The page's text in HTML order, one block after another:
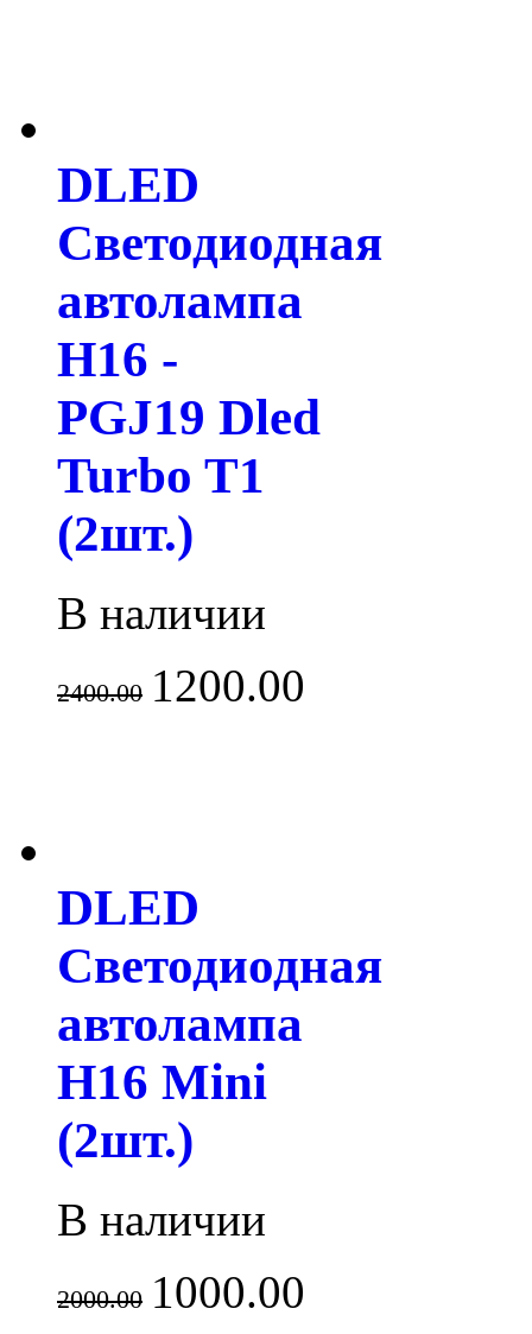
DLED
Светодиодная
автолампа
H16 -
PGJ19 Dled
Turbo T1
(2шт.)
В наличии
2400.00 1200.00
DLED
Светодиодная
автолампа
H16 Mini
(2шт.)
В наличии
2000.00 1000.00